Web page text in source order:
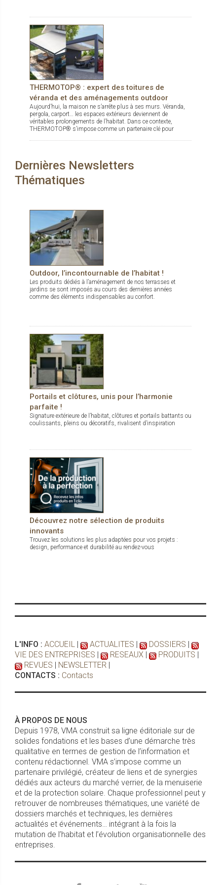
THERMOTOP® : expert des toitures de
véranda et des aménagements outdoor
Aujourd’hui, la maison ne s’arrête plus à ses murs. Véranda,
pergola, carport… les espaces extérieurs deviennent de
véritables prolongements de l’habitat. Dans ce contexte,
THERMOTOP® s’impose comme un partenaire clé pour
Dernières Newsletters
Thématiques
Outdoor, l’incontournable de l’habitat !
Les produits dédiés à l’aménagement de nos terrasses et
jardins se sont imposés au cours des dernières années
comme des éléments indispensables au confort.
Portails et clôtures, unis pour l’harmonie
parfaite !
Signature extérieure de l’habitat, clôtures et portails battants ou
coulissants, pleins ou décoratifs, rivalisent d’inspiration
Découvrez notre sélection de produits
innovants
Trouvez les solutions les plus adaptées pour vos projets :
design, performance et durabilité au rendez-vous
L'INFO : ACCUEIL | ACTUALITES | DOSSIERS |
VIE DES ENTREPRISES | RESEAUX | PRODUITS |
REVUES | NEWSLETTER |
CONTACTS : Contacts
À PROPOS DE NOUS
Depuis 1978, VMA construit sa ligne éditoriale sur de
solides fondations et les bases d’une démarche très
qualitative en termes de gestion de l’information et
contenu rédactionnel. VMA s’impose comme un
partenaire privilégié, créateur de liens et de synergies
dédiés aux acteurs du marché verrier, de la menuiserie
et de la protection solaire. Chaque professionnel peut y
retrouver de nombreuses thématiques, une variété de
dossiers marchés et techniques, les dernières
actualités et événements… intégrant à la fois la
mutation de l’habitat et l’évolution organisationnelle des
entreprises.